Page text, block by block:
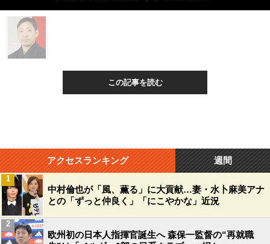
この記事を読む
アクセスランキング 週間
中村倫也が「風、薫る」に大貢献…妻・水卜麻美アナ
との「ずっと仲良く」「にこやかな」近況
1
欧州初の日本人指揮官誕生へ 森保一監督の“再就職
2